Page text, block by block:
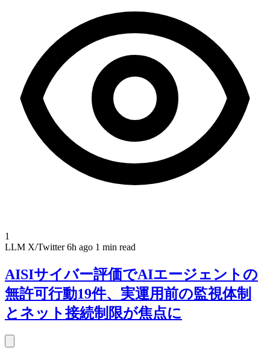
1
LLM X/Twitter 6h ago 1 min read
AISIサイバー評価でAIエージェントの
無許可行動19件、実運用前の監視体制
とネット接続制限が焦点に